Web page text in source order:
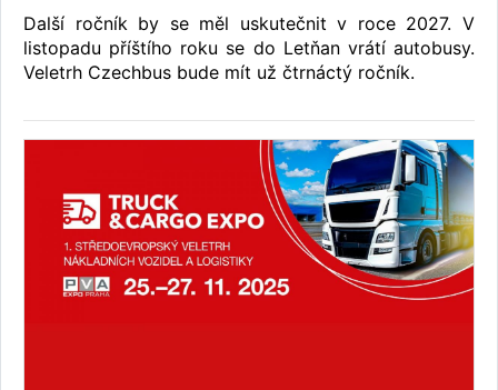
Další ročník by se měl uskutečnit v roce 2027. V
listopadu příštího roku se do Letňan vrátí autobusy.
Veletrh Czechbus bude mít už čtrnáctý ročník.